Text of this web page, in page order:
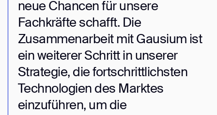
neue Chancen für unsere
Fachkräfte schafft. Die
Zusammenarbeit mit Gausium ist
ein weiterer Schritt in unserer
Strategie, die fortschrittlichsten
Technologien des Marktes
einzuführen, um die